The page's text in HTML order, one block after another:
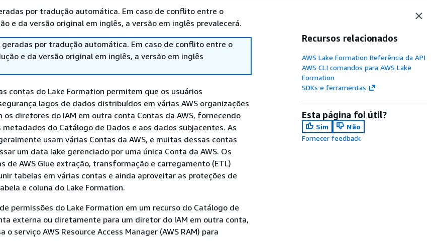
por tradução automática. Em caso de conflito entre o
e da versão original em inglês, a versão em inglês prevalecerá.
geradas por tradução automática. Em caso de conflito entre o
e da versão original em inglês, a versão em inglês
contas do Lake Formation permitem que os usuários
lagos de dados distribuídos em várias AWS organizações
diretores do IAM em outra conta Contas da AWS, fornecendo
metadados do Catálogo de Dados e aos dados subjacentes. As
usam várias Contas da AWS, e muitas dessas contas
um data lake gerenciado por uma única Conta da AWS. Os
de AWS Glue extração, transformação e carregamento (ETL)
tabelas em várias contas e ainda aproveitar as proteções de
e coluna do Lake Formation.
permissões do Lake Formation em um recurso do Catálogo de
externa ou diretamente para um diretor do IAM em outra conta,
o serviço AWS Resource Access Manager (AWS RAM) para
Recursos relacionados
AWS Lake Formation Referência da API
AWS CLI comandos para AWS Lake
Formation
SDKs e ferramentas
Esta página foi útil?
Sim
Não
Fornecer feedback